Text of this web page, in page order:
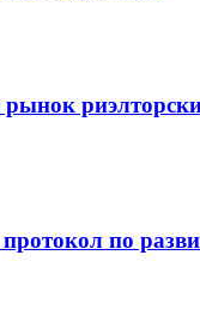
по